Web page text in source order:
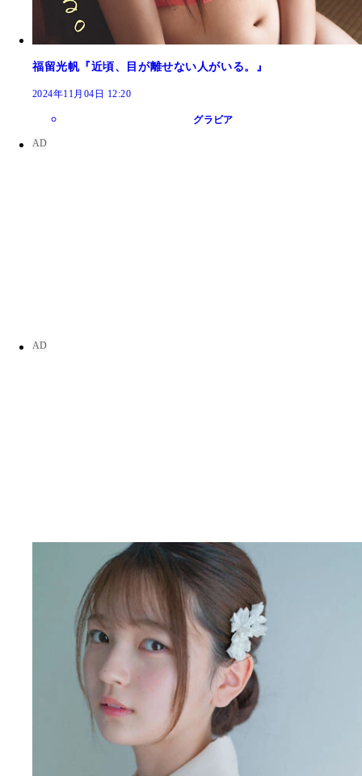
福留光帆『近頃、目が離せない人がいる。』
2024年11月04日 12:20
グラビア